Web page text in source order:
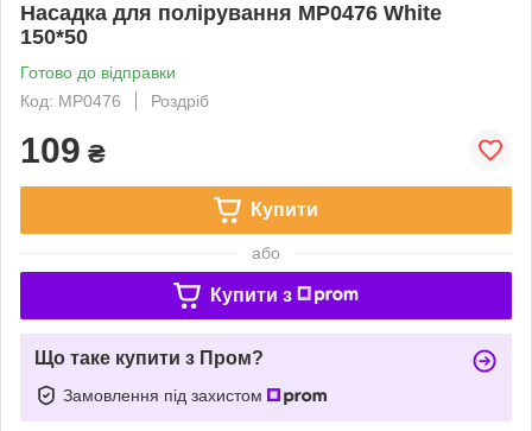
Насадка для полірування MP0476 White
150*50
Готово до відправки
Код: MP0476
Роздріб
109 ₴
Купити
або
Купити з
Що таке купити з Пром?
Замовлення під захистом